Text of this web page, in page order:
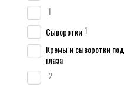
1
Сыворотки 1
Кремы и сыворотки под
глаза
2